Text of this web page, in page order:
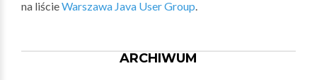
na liścieWarszawa Java User Group.
ARCHIWUM